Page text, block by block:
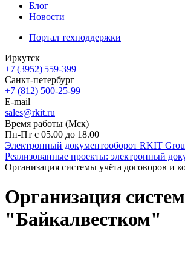
Блог
Новости
Портал техподдержки
Иркутск
+7 (3952) 559-399
Санкт-петербург
+7 (812) 500-25-99
E-mail
sales@rkit.ru
Время работы (Мск)
Пн-Пт с 05.00 до 18.00
Электронный документооборот RKIT
Реализованные проекты: электронный
Организация системы учёта договоров и
Организация
"Байкалвестком"